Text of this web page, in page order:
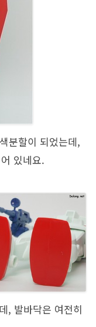
분할이 되었는데,
있네요.
, 발바닥은 여전히